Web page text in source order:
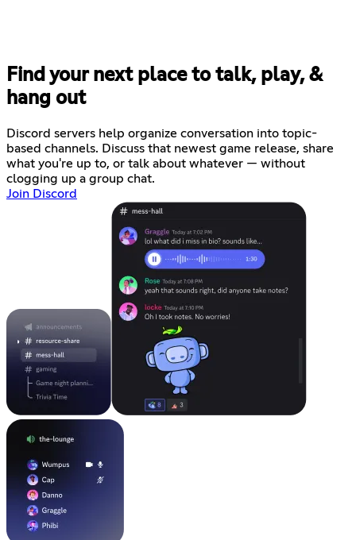
Find your next place to talk, play, &
hang out
Discord servers help organize conversation into topic-
based channels. Discuss that newest game release, share
what you're up to, or talk about whatever — without
clogging up a group chat.
Join Discord